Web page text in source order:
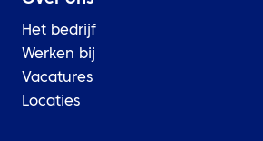
Het bedrijf
Werken bij
Vacatures
Locaties